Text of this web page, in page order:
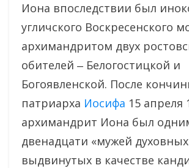
Иона впоследствии был
угличского Воскресенского
архимандритом двух
обителей ‒ Белогостицкой и
Богоявленской. После
патриарха Иосифа 15 апреля
архимандрит Иона был
двенадцати «мужей
выдвинутых в качестве